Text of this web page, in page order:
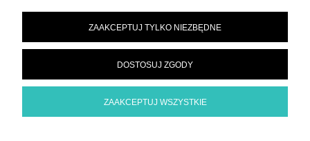
O NAS
SPEED grupa Sp. z o.o. | ul. Parkowa 12, 05-200 Wołomin |sekretariat@spd.pl
ZAAKCEPTUJ TYLKO NIEZBĘDNE
DOSTOSUJ ZGODY
ZAAKCEPTUJ WSZYSTKIE